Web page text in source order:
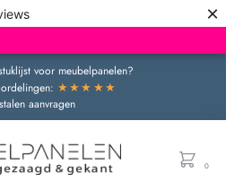
×
voor meubelpanelen?
★★★★★
aanvragen
0